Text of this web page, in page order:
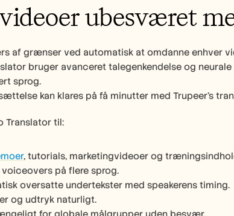
ubesværet
af grænser ved automatisk at omdanne enhver
bruger avanceret talegenkendelse og
sprog.
kan klares på få minutter med Trupeer’s
Translator til:
, tutorials, marketingvideoer og
på flere sprog.
oversatte undertekster med speakerens timing.
og udtryk naturligt.